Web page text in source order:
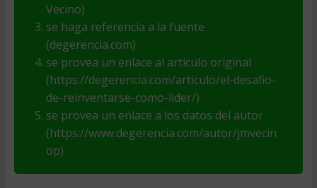
Vecino)
se haga referencia a la fuente
(degerencia.com)
se provea un enlace al artículo original
(https://degerencia.com/articulo/el-desafio-
de-reinventarse-como-lider/)
se provea un enlace a los datos del autor
(https://www.degerencia.com/autor/jmvecin
op)